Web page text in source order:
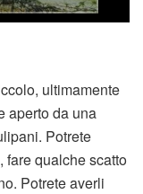
ultimamente
aperto da una
Potrete
fare qualche scatto
Potrete averli